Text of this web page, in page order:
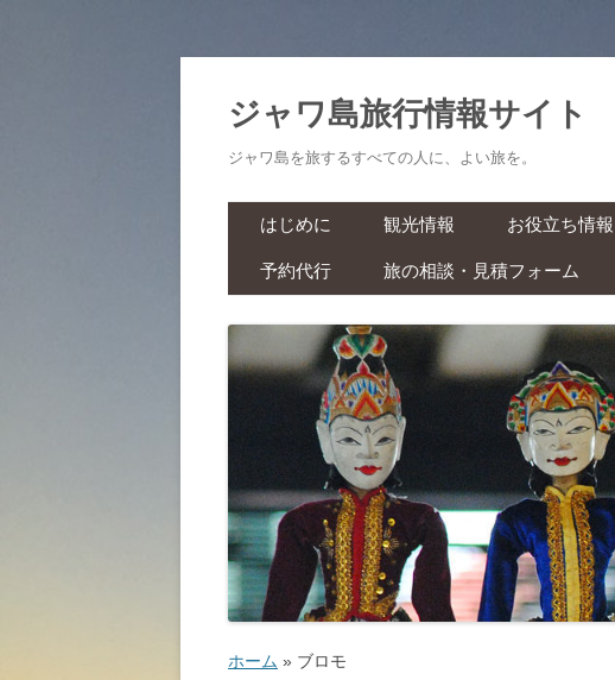
ジャワ島旅行情報サイト
ジャワ島を旅するすべての人に、よい旅を。
はじめに 観光情報 お役立ち情報
基本情報
旅の準備 ‐ ビ
安全な旅のた
生 ‐
快適な旅のた
お風呂・虫対
マナーとタ
こ・お酒 ‐
予約代行
ラーマーヤナ舞踊ショー・ワ
ヤンクリ・イベント・マラソ
スパ・マッサージ
ゴルフ
旅の相談・見積フォーム
ホーム » ブロモ